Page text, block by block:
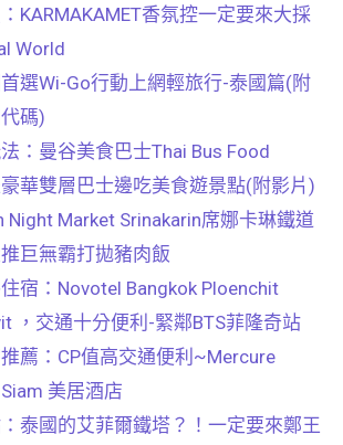
KARMAKAMET香氛控一定要來大採
World
選Wi-Go行動上網輕旅行-泰國篇(附
碼)
：曼谷美食巴士Thai Bus Food
華雙層巴士邊吃美食遊景點(附影片)
Night Market Srinakarin席娜卡琳鐵道
巨無霸打拋豬肉飯
宿：Novotel Bangkok Ploenchit
，交通十分便利-緊鄰BTS菲隆奇站
薦：CP值高交通便利~Mercure
美居酒店
泰國的艾菲爾鐵塔？！一定要來鄭王